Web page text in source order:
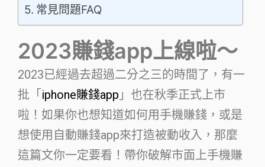
常見問題FAQ
2023賺錢app上線啦～
2023已經過去超過二分之三的時間了，有一
批「 iphone賺錢app 」也在秋季正式上市
啦！如果你也想知道如何用手機賺錢，或是
想使用自動賺錢app來打造被動收入，那麼
這篇文你一定要看！帶你破解市面上手機賺